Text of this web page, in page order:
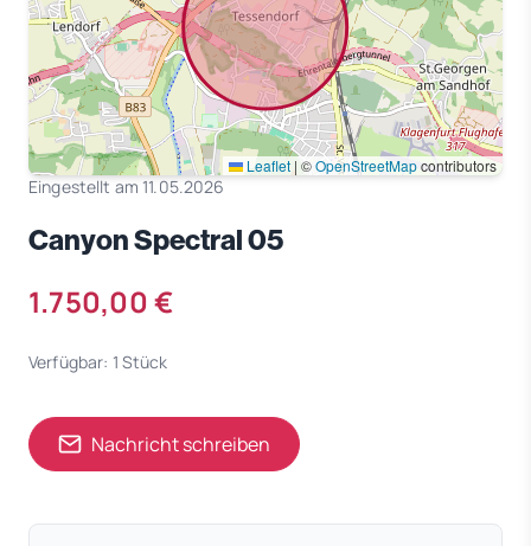
Leaflet | ©OpenStreetMapcontributors
Eingestellt am 11.05.2026
Canyon Spectral 05
1.750,00 €
Verfügbar: 1 Stück
Nachricht schreiben